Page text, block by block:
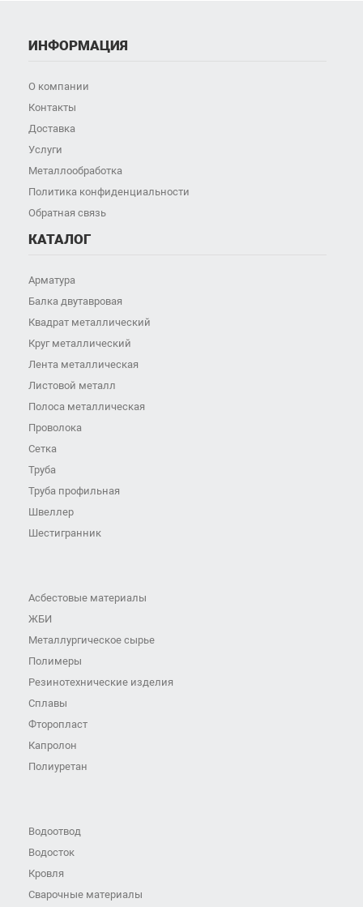
ИНФОРМАЦИЯ
О компании
Контакты
Доставка
Услуги
Металлообработка
Политика конфиденциальности
Обратная связь
КАТАЛОГ
Арматура
Балка двутавровая
Квадрат металлический
Круг металлический
Лента металлическая
Листовой металл
Полоса металлическая
Проволока
Сетка
Труба
Труба профильная
Швеллер
Шестигранник
Асбестовые материалы
ЖБИ
Металлургическое сырье
Полимеры
Резинотехнические изделия
Сплавы
Фторопласт
Капролон
Полиуретан
Водоотвод
Водосток
Кровля
Сварочные материалы